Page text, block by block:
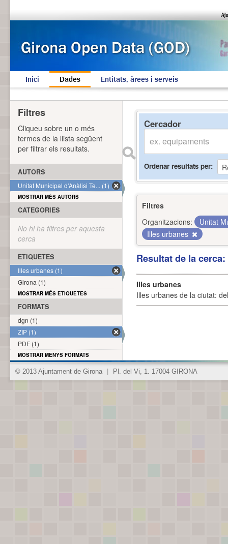
Inici Dades Entitats, àrees i serveis
Cercador
Ordenar resultats per
Filtres
Organitzacions:
Unitat
Illes urbanes
Resultat de la
Illes urbanes
Illes urbanes de la ciutat:
Filtres
Cliqueu sobre un o més
termes de la llista següent
per filtrar els resultats.
AUTORS
Unitat Municipal d'Anàlisi Te... (1)
MOSTRAR MÉS AUTORS
CATEGORIES
No hi ha filtres per aquesta
cerca
ETIQUETES
Illes urbanes (1)
Girona (1)
MOSTRAR MÉS ETIQUETES
FORMATS
dgn (1)
ZIP (1)
PDF (1)
MOSTRAR MENYS FORMATS
© 2013 Ajuntament de Girona Pl. del Vi, 1. 17004 GIRONA